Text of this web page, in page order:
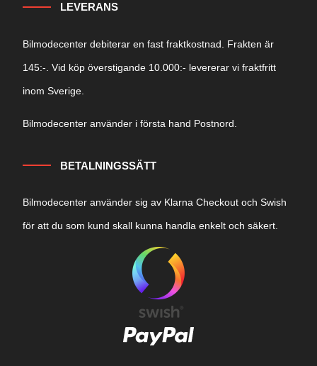
LEVERANS
Bilmodecenter debiterar en fast fraktkostnad. Frakten är
145:-. Vid köp överstigande 10.000:- levererar vi fraktfritt
inom Sverige.
Bilmodecenter använder i första hand Postnord.
BETALNINGSSÄTT
Bilmodecenter använder sig av Klarna Checkout och Swish
för att du som kund skall kunna handla enkelt och säkert.